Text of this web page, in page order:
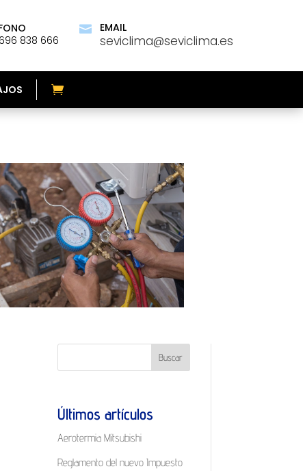
838 666
 EMAIL
seviclima@seviclima.es
Buscar
Últimos artículos
Aerotermia Mitsubishi
Reglamento del nuevo Impuesto